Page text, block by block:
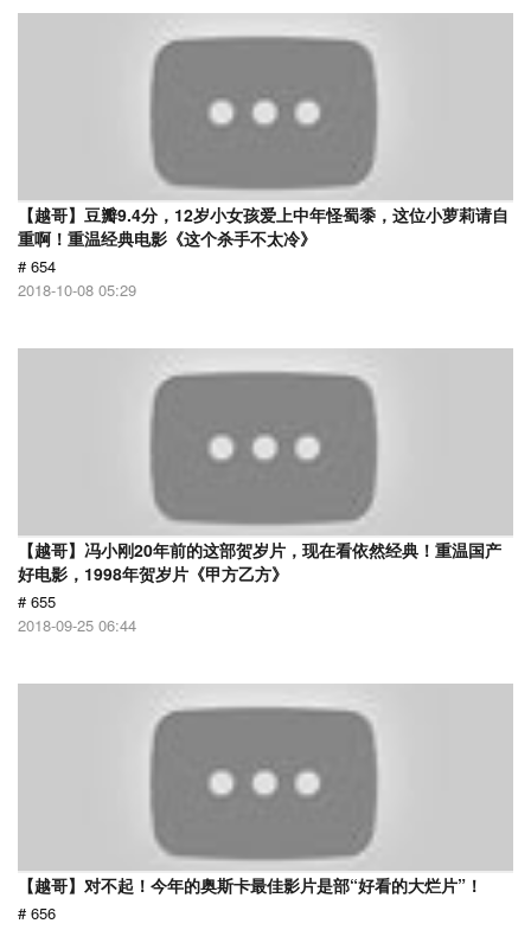
【越哥】豆瓣9.4分，12岁小女孩爱上中年怪蜀黍，这位小萝莉请自
重啊！重温经典电影《这个杀手不太冷》
# 654
2018-10-08 05:29
【越哥】冯小刚20年前的这部贺岁片，现在看依然经典！重温国产
好电影，1998年贺岁片《甲方乙方》
# 655
2018-09-25 06:44
【越哥】对不起！今年的奥斯卡最佳影片是部“好看的大烂片”！
# 656